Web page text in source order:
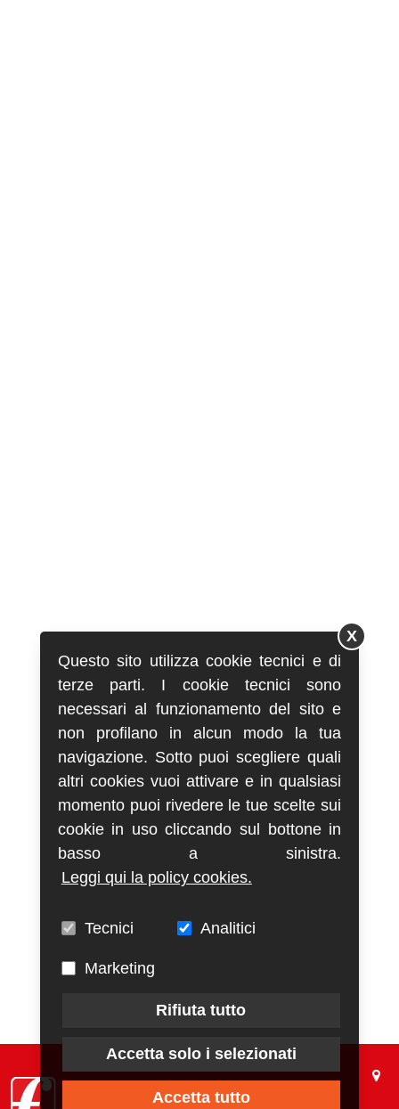
Questo sito utilizza cookie tecnici e di
terze parti. I cookie tecnici sono
necessari al funzionamento del sito e
non profilano in alcun modo la tua
navigazione. Sotto puoi scegliere quali
altri cookies vuoi attivare e in qualsiasi
momento puoi rivedere le tue scelte sui
cookie in uso cliccando sul bottone in
basso a sinistra.
Leggi qui la policy cookies.
Tecnici Analitici
Marketing
Rifiuta tutto
Accetta solo i selezionati
Accetta tutto
X